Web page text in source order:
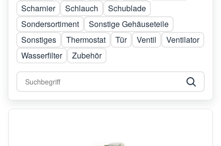
Scharnier
Schlauch
Schublade
Sondersortiment
Sonstige Gehäuseteile
Sonstiges
Thermostat Tür Ventil
Ventilator
Wasserfilter
Zubehör